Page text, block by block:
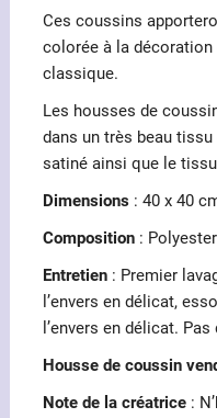
Ces coussins
colorée à la
classique.
Les housses de
dans un très beau tissu
satiné ainsi que le
Dimensions: 40 x 40
Composition:
Entretien: Premier
l’envers en délicat,
l’envers en délicat.
Housse de coussin
Note de la créatrice: